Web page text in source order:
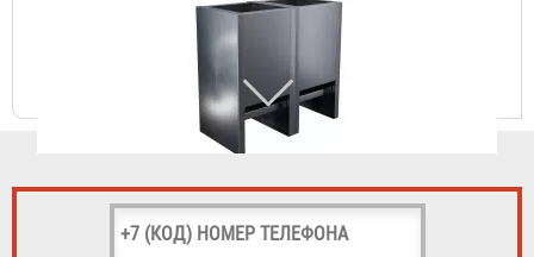
Подставка для двух огнетушителей П-15-2 "Урна" из
нержавеющей стали
4 283 ₽